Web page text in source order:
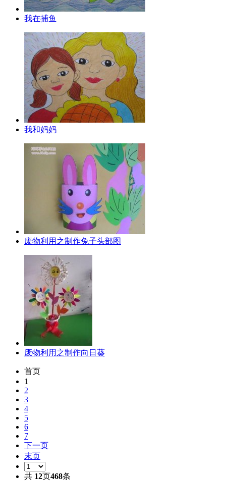
我在捕鱼
我和妈妈
废物利用之制作兔子头部图
废物利用之制作向日葵
首页
1
2
3
4
5
6
7
下一页
末页
共 12页468条